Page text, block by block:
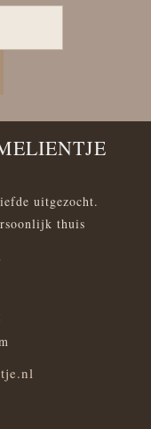
uitgezocht.
thuis